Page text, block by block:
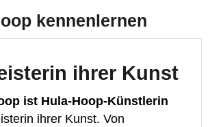
kennenlernen
ihrer Kunst
ist Hula-Hoop-Künstlerin
ihrer Kunst. Von